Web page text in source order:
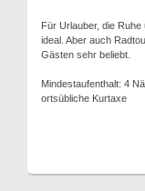
Für Urlauber, die
ideal. Aber auch
Gästen sehr beliebt.
Mindestaufenthalt: 4
ortsübliche Kurtaxe